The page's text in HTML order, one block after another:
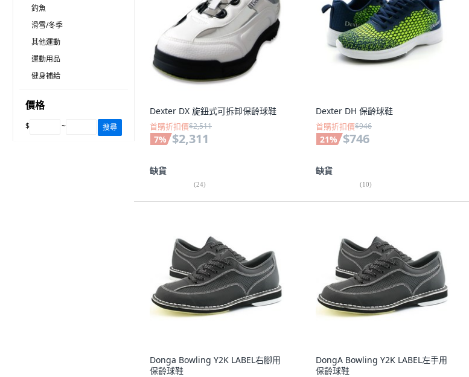
釣魚
滑雪/冬季
其他運動
運動用品
健身補給
價格
$ ~ 搜尋
Dexter DX 旋鈕式可拆卸保齡球鞋
首購折扣價$2,511
7% $2,311
缺貨
(24)
Dexter DH 保齡球鞋
首購折扣價$946
21% $746
缺貨
(10)
Donga Bowling Y2K LABEL右腳用
保齡球鞋
DongA Bowling Y2K LABEL左手用
保齡球鞋